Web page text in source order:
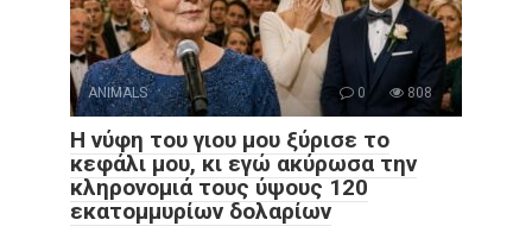
ANIMALS 0 808
Η νύφη του γιου μου ξύρισε το
κεφάλι μου, κι εγώ ακύρωσα την
κληρονομιά τους ύψους 120
εκατομμυρίων δολαρίων